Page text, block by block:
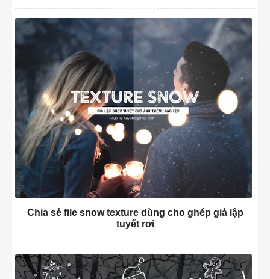
Chia sẻ file snow texture dùng cho ghép giả lập
tuyết rơi